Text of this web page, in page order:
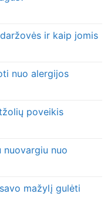
ir kaip jomis
nuo alergijos
poveikis
nuovargiu nuo
mažylį gulėti